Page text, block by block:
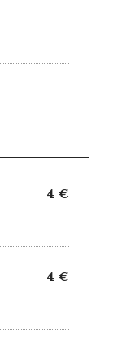
4 €
4 €